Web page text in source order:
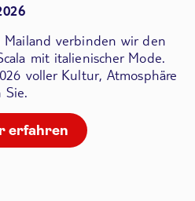
Mailand verbinden wir den
mit italienischer Mode.
voller Kultur, Atmosphäre
Sie.
erfahren